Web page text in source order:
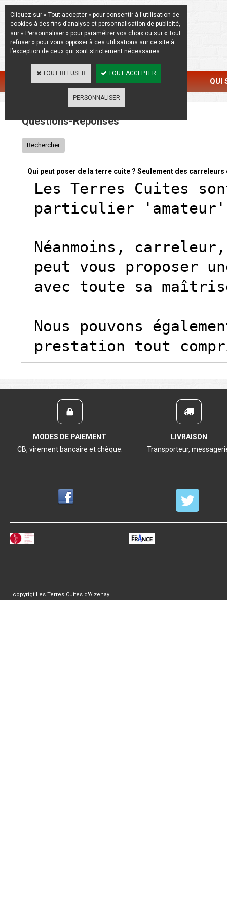
La Beauté de l'Authentique
CATALOGUE RÉALISATIONS QUI
Questions-Réponses
Rechercher
Qui peut poser de la terre cuite ? Seulement des
Les Terres Cuites
particulier 'amateur'
Néanmoins,
peut vous proposer
avec toute sa
Nous pouvons
prestation tout
MODES DE PAIEMENT
CB, virement bancaire et chèque.
LIVRAISON
Transporteur,
copyrigt Les Terres Cuites d'Aizenay
Cliquez sur « Tout accepter » pour consentir à l'utilisation de
cookies à des fins d’analyse et personnalisation de publicité,
sur « Personnaliser » pour paramétrer vos choix ou sur « Tout
refuser » pour vous opposer à ces utilisations sur ce site à
l’exception de ceux qui sont strictement nécessaires.
TOUT REFUSER TOUT ACCEPTER
PERSONNALISER